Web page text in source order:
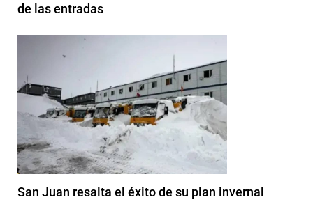
de las entradas
San Juan resalta el éxito de su plan invernal